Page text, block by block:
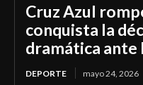
Cruz Azul
conquista la
dramática ante
DEPORTE mayo 24, 2026